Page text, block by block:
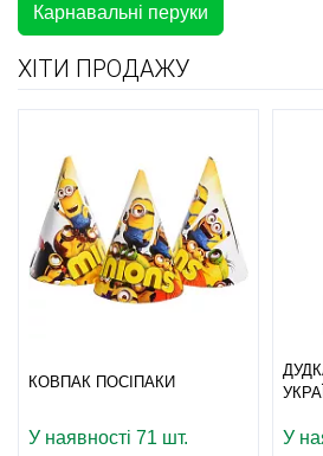
Карнавальні перуки
ХІТИ ПРОДАЖУ
КОВПАК ПОСІПАКИ
У наявності 71 шт. У